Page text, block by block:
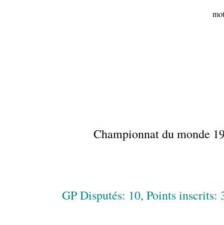
Championnat du monde
GP Disputés: 10, Points inscrits: